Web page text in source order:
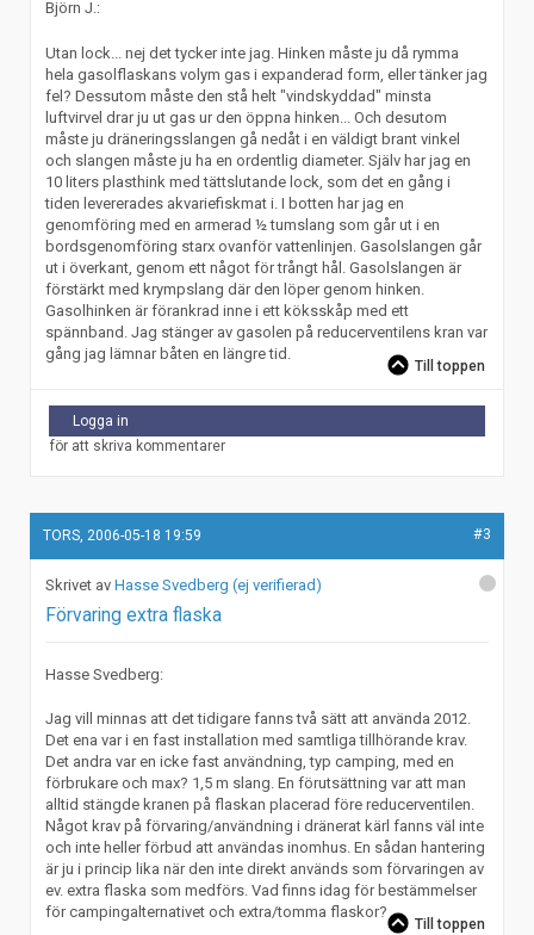
Björn J.:
Utan lock... nej det tycker inte jag. Hinken måste ju då rymma
hela gasolflaskans volym gas i expanderad form, eller tänker jag
fel? Dessutom måste den stå helt "vindskyddad" minsta
luftvirvel drar ju ut gas ur den öppna hinken... Och desutom
måste ju dräneringsslangen gå nedåt i en väldigt brant vinkel
och slangen måste ju ha en ordentlig diameter. Själv har jag en
10 liters plasthink med tättslutande lock, som det en gång i
tiden levererades akvariefiskmat i. I botten har jag en
genomföring med en armerad ½ tumslang som går ut i en
bordsgenomföring starx ovanför vattenlinjen. Gasolslangen går
ut i överkant, genom ett något för trångt hål. Gasolslangen är
förstärkt med krympslang där den löper genom hinken.
Gasolhinken är förankrad inne i ett köksskåp med ett
spännband. Jag stänger av gasolen på reducerventilens kran var
gång jag lämnar båten en längre tid.
Till toppen
Logga in
för att skriva kommentarer
TORS, 2006-05-18 19:59 #3
Hasse Svedberg (ej verifierad)
Förvaring extra flaska
Hasse Svedberg:
Jag vill minnas att det tidigare fanns två sätt att använda 2012.
Det ena var i en fast installation med samtliga tillhörande krav.
Det andra var en icke fast användning, typ camping, med en
förbrukare och max? 1,5 m slang. En förutsättning var att man
alltid stängde kranen på flaskan placerad före reducerventilen.
Något krav på förvaring/användning i dränerat kärl fanns väl inte
och inte heller förbud att användas inomhus. En sådan hantering
är ju i princip lika när den inte direkt används som förvaringen av
ev. extra flaska som medförs. Vad finns idag för bestämmelser
för campingalternativet och extra/tomma flaskor?
Till toppen